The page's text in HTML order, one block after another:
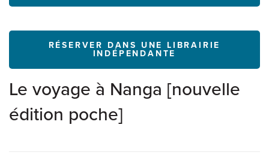
RÉSERVER DANS UNE LIBRAIRIE
INDÉPENDANTE
Le voyage à Nanga [nouvelle
édition poche]